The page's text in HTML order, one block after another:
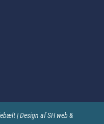
| Design af SH web &